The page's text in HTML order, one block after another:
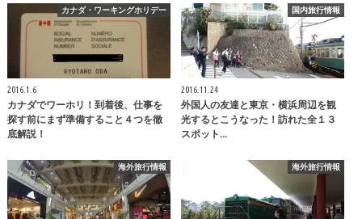
カナダ・ワーキングホリデー
2016.1.6
カナダでワーホリ！到着後、仕事を
探す前にまず準備すること４つを徹
底解説！
国内旅行情報
2016.11.24
外国人の友達と東京・横浜周辺を観
光するとこうなった！訪れた全１３
スポット…
海外旅行情報 海外旅行情報